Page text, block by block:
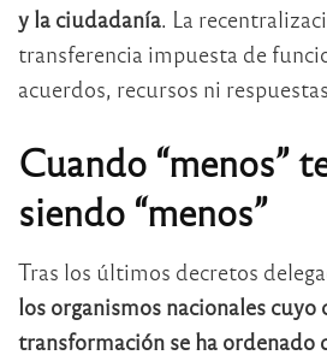
y la ciudadanía. La
transferencia impuesta de
acuerdos, recursos ni
Cuando “menos”
siendo “menos”
Tras los últimos decretos
los organismos nacionales cuyo
transformación se ha ordenado